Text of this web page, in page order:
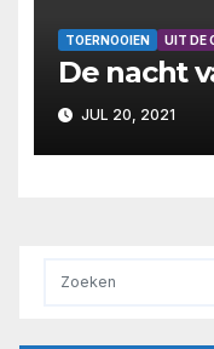
TOERNOOIEN UIT DE
De nacht
JUL 20, 2021